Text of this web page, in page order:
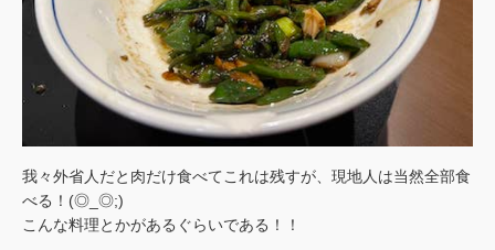
我々外省人だと肉だけ食べてこれは残すが、現地人は当然全部食
べる！(◎_◎;)
こんな料理とかがあるぐらいである！！